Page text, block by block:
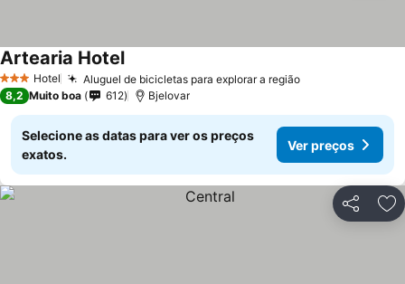
3 EstrelasHotel Aluguel de bicicletas para explorar a regiãoVer preços
Artearia HotelVer preços
8,2 Muito boa 612 Bjelovar
Selecione as datas para ver os preços
exatos.
Ver preços
Partilhar